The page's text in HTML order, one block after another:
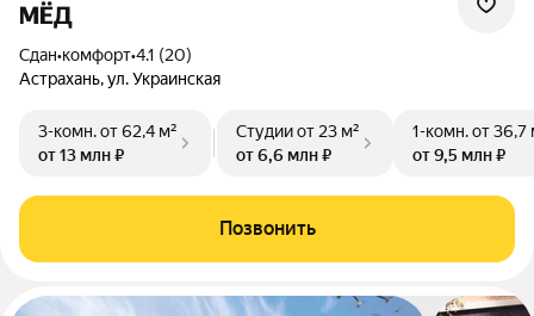
МЁД
Сдан•комфорт•4.1 (20)
Астрахань, ул. Украинская
3-комн.от 62,4 м²
от 13 млн ₽
Студииот 23 м²
от 6,6 млн ₽
1-комн.от 36,7
от 9,5 млн ₽
Позвонить